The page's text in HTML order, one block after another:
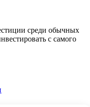
среди обычных
с самого